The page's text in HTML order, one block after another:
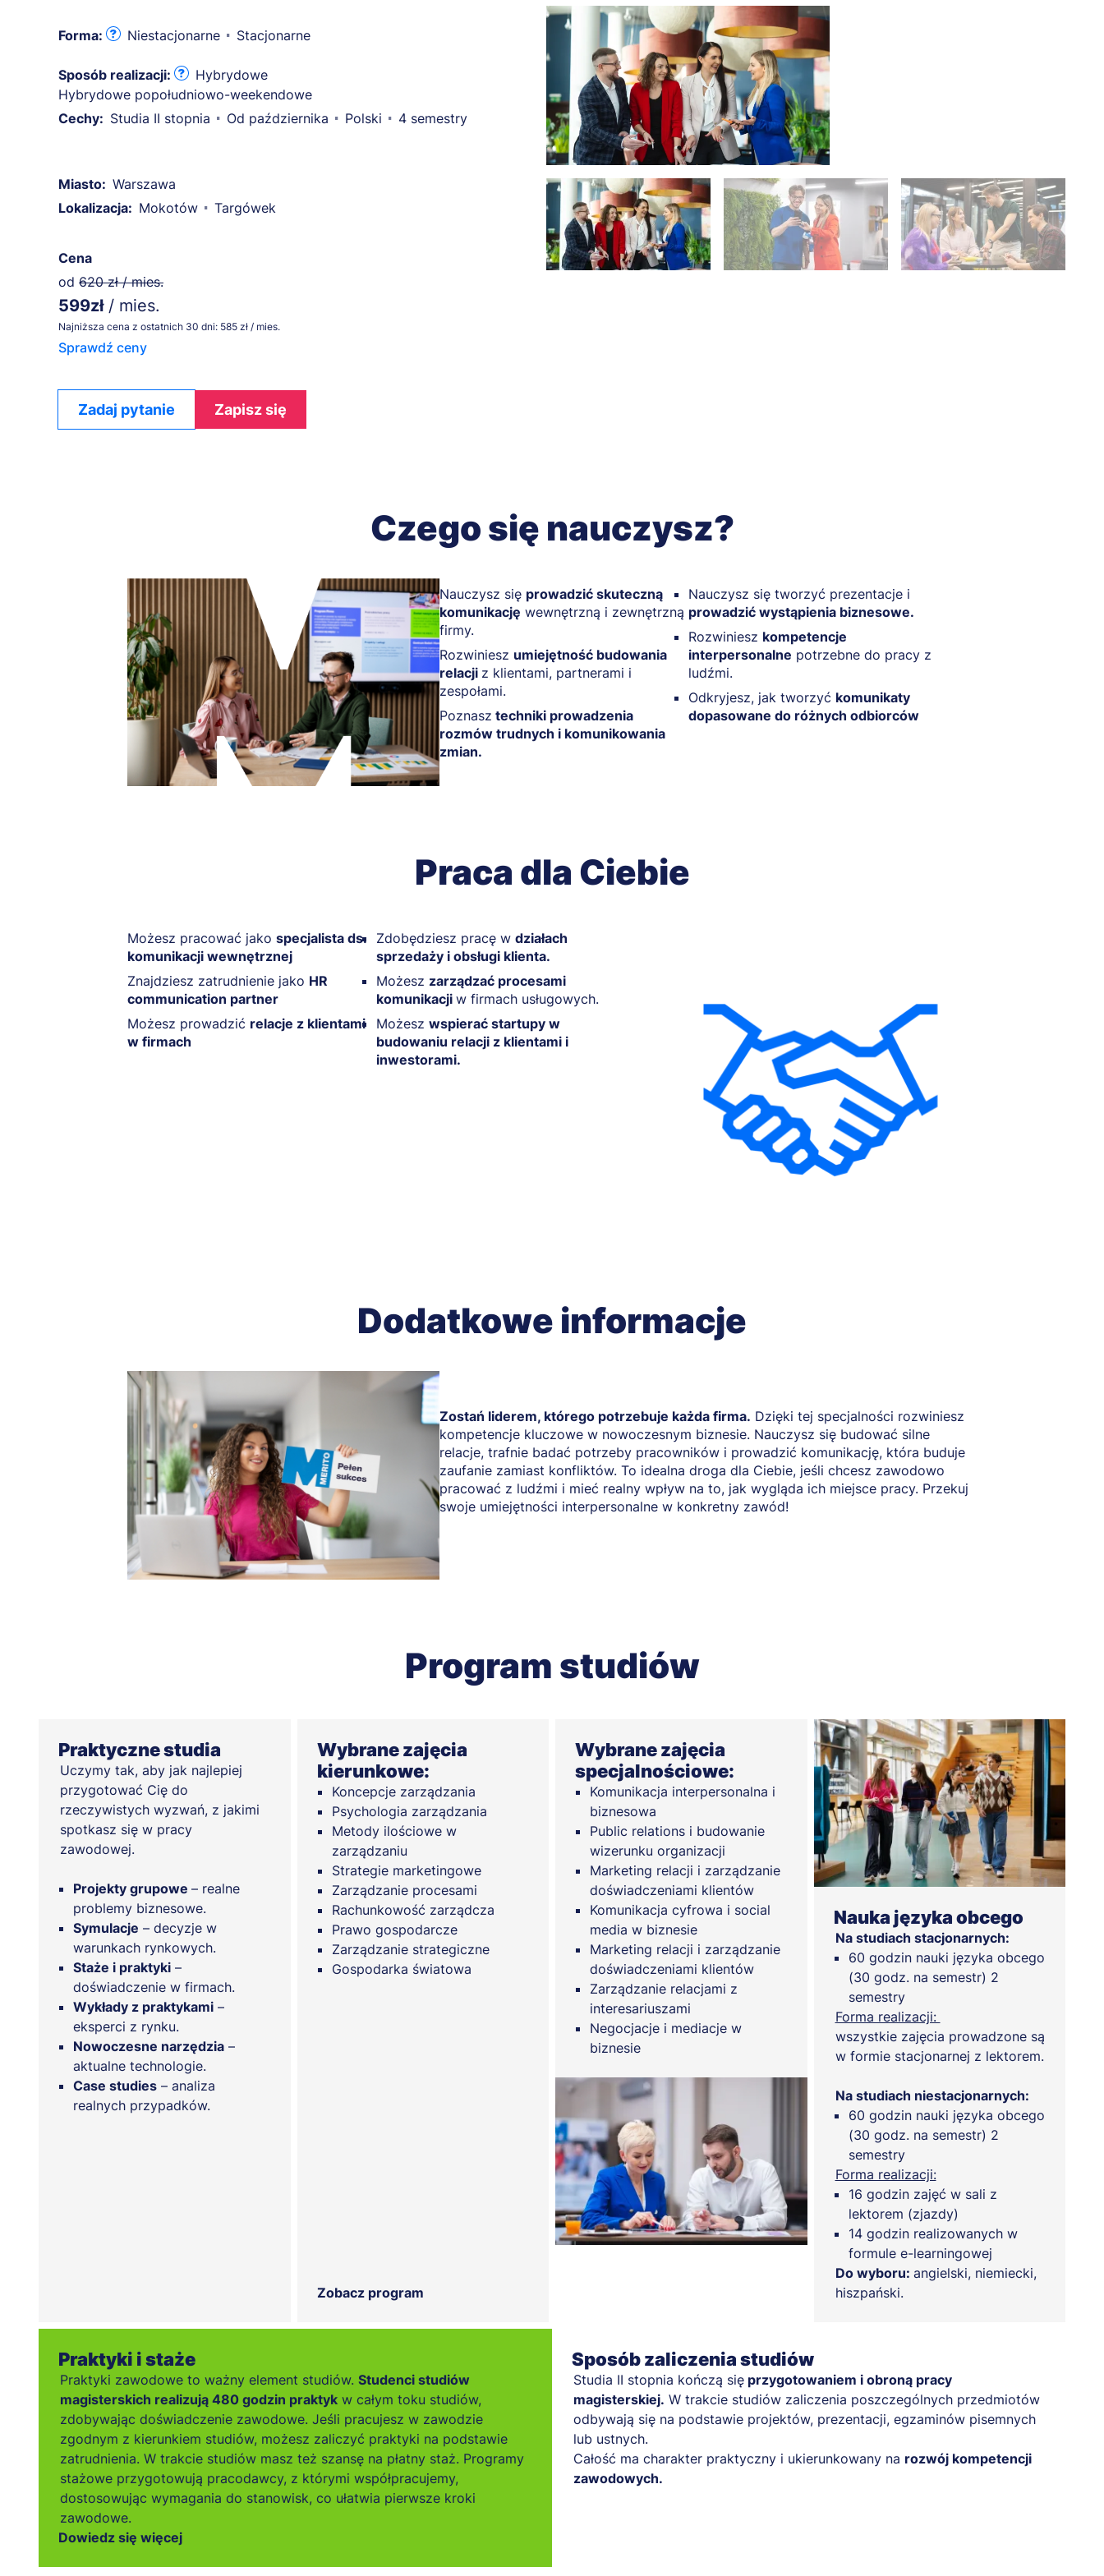
Forma: Niestacjonarne Stacjonarne
Sposób realizacji:
Hybrydowe
Hybrydowe popołudniowo-weekendowe
Cechy: Studia II stopnia Od października Polski 4 semestry
Miasto: Warszawa
Lokalizacja: Mokotów Targówek
Cena
od 620 zł / mies.
599zł / mies.
Najniższa cena z ostatnich 30 dni: 585 zł / mies.
Sprawdź ceny
Zadaj pytanie Zapisz się
Czego się nauczysz?
Nauczysz się prowadzić skuteczną
komunikację wewnętrzną i zewnętrzną
firmy.
Rozwiniesz umiejętność budowania
relacji z klientami, partnerami i
zespołami.
Poznasz techniki prowadzenia
rozmów trudnych i komunikowania
zmian.
Nauczysz się tworzyć prezentacje i
prowadzić wystąpienia biznesowe.
Rozwiniesz kompetencje
interpersonalne potrzebne do pracy z
ludźmi.
Odkryjesz, jak tworzyć komunikaty
dopasowane do różnych odbiorców
Praca dla Ciebie
Możesz pracować jako specjalista ds.
komunikacji wewnętrznej
Znajdziesz zatrudnienie jako HR
communication partner
Możesz prowadzić relacje z klientami
w firmach
Zdobędziesz pracę w działach
sprzedaży i obsługi klienta.
Możesz zarządzać procesami
komunikacji w firmach usługowych.
Możesz wspierać startupy w
budowaniu relacji z klientami i
inwestorami.
Dodatkowe informacje
Zostań liderem, którego potrzebuje każda firma. Dzięki tej specjalności rozwiniesz
kompetencje kluczowe w nowoczesnym biznesie. Nauczysz się budować silne
relacje, trafnie badać potrzeby pracowników i prowadzić komunikację, która buduje
zaufanie zamiast konfliktów. To idealna droga dla Ciebie, jeśli chcesz zawodowo
pracować z ludźmi i mieć realny wpływ na to, jak wygląda ich miejsce pracy. Przekuj
swoje umiejętności interpersonalne w konkretny zawód!
Program studiów
Praktyczne studia
Uczymy tak, aby jak najlepiej
przygotować Cię do
rzeczywistych wyzwań, z jakimi
spotkasz się w pracy
zawodowej.
Projekty grupowe – realne
problemy biznesowe.
Symulacje – decyzje w
warunkach rynkowych.
Staże i praktyki –
doświadczenie w firmach.
Wykłady z praktykami –
eksperci z rynku.
Nowoczesne narzędzia –
aktualne technologie.
Case studies – analiza
realnych przypadków.
Wybrane zajęcia
kierunkowe:
Koncepcje zarządzania
Psychologia zarządzania
Metody ilościowe w
zarządzaniu
Strategie marketingowe
Zarządzanie procesami
Rachunkowość zarządcza
Prawo gospodarcze
Zarządzanie strategiczne
Gospodarka światowa
Zobacz program
Wybrane zajęcia
specjalnościowe:
Komunikacja interpersonalna i
biznesowa
Public relations i budowanie
wizerunku organizacji
Marketing relacji i zarządzanie
doświadczeniami klientów
Komunikacja cyfrowa i social
media w biznesie
Marketing relacji i zarządzanie
doświadczeniami klientów
Zarządzanie relacjami z
interesariuszami
Negocjacje i mediacje w
biznesie
Nauka języka obcego
Na studiach stacjonarnych:
60 godzin nauki języka obcego
(30 godz. na semestr) 2
semestry
Forma realizacji:
wszystkie zajęcia prowadzone są
w formie stacjonarnej z lektorem.
Na studiach niestacjonarnych:
60 godzin nauki języka obcego
(30 godz. na semestr) 2
semestry
Forma realizacji:
16 godzin zajęć w sali z
lektorem (zjazdy)
14 godzin realizowanych w
formule e-learningowej
Do wyboru: angielski, niemiecki,
hiszpański.
Praktyki i staże
Praktyki zawodowe to ważny element studiów. Studenci studiów
magisterskich realizują 480 godzin praktyk w całym toku studiów,
zdobywając doświadczenie zawodowe. Jeśli pracujesz w zawodzie
zgodnym z kierunkiem studiów, możesz zaliczyć praktyki na podstawie
zatrudnienia. W trakcie studiów masz też szansę na płatny staż. Programy
stażowe przygotowują pracodawcy, z którymi współpracujemy,
dostosowując wymagania do stanowisk, co ułatwia pierwsze kroki
zawodowe.
Dowiedz się więcej
Sposób zaliczenia studiów
Studia II stopnia kończą się przygotowaniem i obroną pracy
magisterskiej. W trakcie studiów zaliczenia poszczególnych przedmiotów
odbywają się na podstawie projektów, prezentacji, egzaminów pisemnych
lub ustnych.
Całość ma charakter praktyczny i ukierunkowany na rozwój kompetencji
zawodowych.